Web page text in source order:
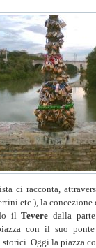
ci racconta,
etc.), la
ilTevere dalla
con il suo
Oggi la piazza